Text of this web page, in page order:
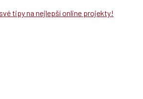
tipy na nejlepší online projekty!